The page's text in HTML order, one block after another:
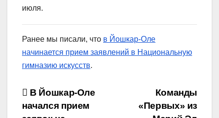
июля.
Ранее мы писали, что в Йошкар-Оле
начинается прием заявлений в Национальную
гимназию искусств.
Навигация
Команды
«Первых» из
В Йошкар-Оле
начался прием